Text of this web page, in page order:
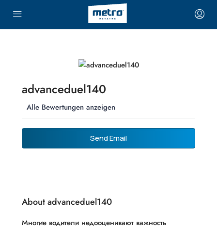
advanceduel140
Alle Bewertungen anzeigen
Send Email
About advanceduel140
Многие водители недооценивают важность